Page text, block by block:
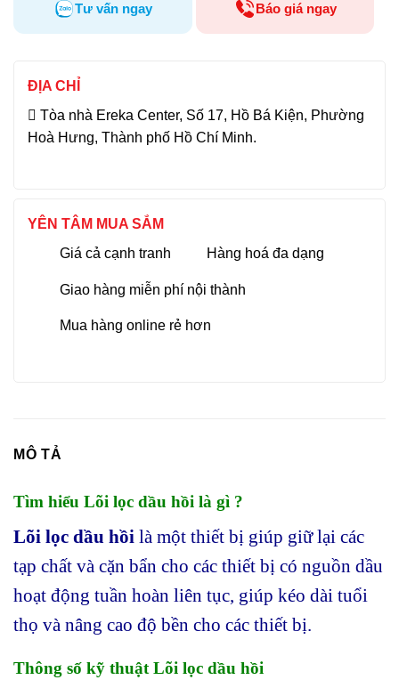
Tư vấn ngay Báo giá ngay
ĐỊA CHỈ
Tòa nhà Ereka Center, Số 17, Hồ Bá Kiện, Phường
Hoà Hưng, Thành phố Hồ Chí Minh.
YÊN TÂM MUA SẮM
Giá cả cạnh tranh
Hàng hoá đa dạng
Giao hàng miễn phí nội thành
Mua hàng online rẻ hơn
MÔ TẢ
Tìm hiểu Lõi lọc dầu hồi là gì ?
Lõi lọc dầu hồi là một thiết bị giúp giữ lại các
tạp chất và cặn bẩn cho các thiết bị có nguồn dầu
hoạt động tuần hoàn liên tục, giúp kéo dài tuổi
thọ và nâng cao độ bền cho các thiết bị.
Thông số kỹ thuật Lõi lọc dầu hồi